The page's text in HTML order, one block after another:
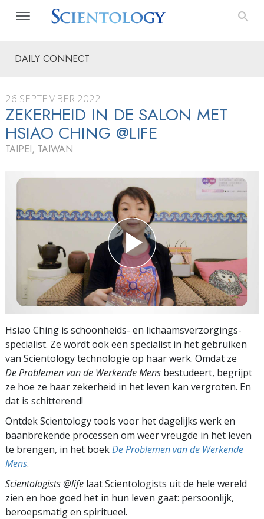
DAILY CONNECT
26 SEPTEMBER 2022
ZEKERHEID IN DE SALON MET
HSIAO CHING @LIFE
TAIPEI, TAIWAN
Hsiao Ching is schoonheids- en lichaams­verzorgings­
specialist. Ze wordt ook een specialist in het gebruiken
van Scientology technologie op haar werk. Omdat ze
De Problemen van de Werkende Mens bestudeert, begrijpt
ze hoe ze haar zekerheid in het leven kan vergroten. En
dat is schitterend!
Ontdek Scientology tools voor het dagelijks werk en
baanbrekende processen om weer vreugde in het leven
te brengen, in het boekDe Problemen van de Werkende
Mens.
Scientologists @life laat Scientologists uit de hele wereld
zien en hoe goed het in hun leven gaat: persoonlijk,
beroepsmatig en spiritueel.